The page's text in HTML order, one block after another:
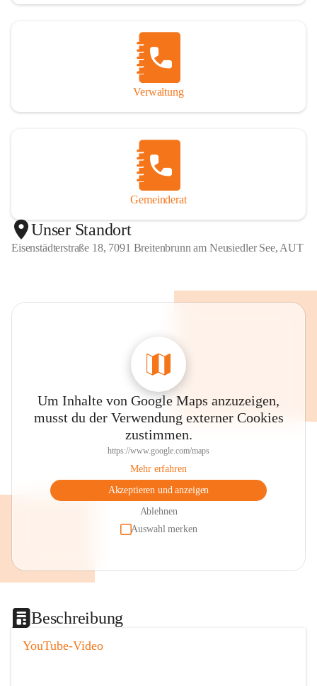
Verwaltung
Gemeinderat
Unser Standort
Eisenstädterstraße 18, 7091 Breitenbrunn am Neusiedler See, AUT
Um Inhalte von Google Maps anzuzeigen,
musst du der Verwendung externer Cookies
zustimmen.
https://www.google.com/maps
Mehr erfahren
Akzeptieren und anzeigen
Ablehnen
Auswahl merken
Beschreibung
YouTube-Video